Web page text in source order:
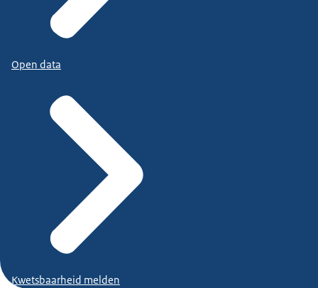
Open data
Kwetsbaarheid melden